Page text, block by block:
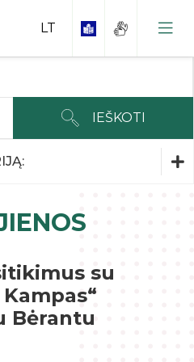
dokumentai
IEŠKOTI
su
Bėrantu